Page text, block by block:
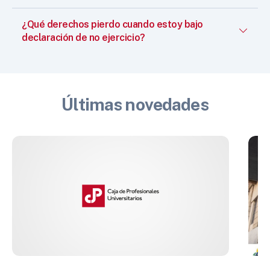
¿Qué derechos pierdo cuando estoy bajo
declaración de no ejercicio?
Últimas novedades